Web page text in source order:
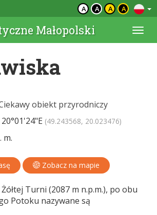
A A A A
Małopolski
obiekt przyrodniczy
20°01'24"E (49.243568, 20.023476)
m.
Zobacz na mapie
Turni (2087 m n.p.m.), po obu
Potoku nazywane są